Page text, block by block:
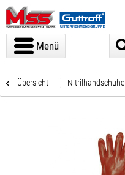
Menü
Übersicht Nitrilhandschuhe